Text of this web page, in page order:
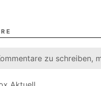
zu schreiben,